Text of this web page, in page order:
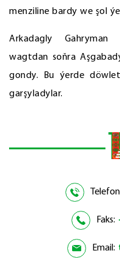
menziline bardy we şol
Arkadagly Gahryman
wagtdan soňra
gondy. Bu ýerde
garşyladylar.
Faks:
Email: